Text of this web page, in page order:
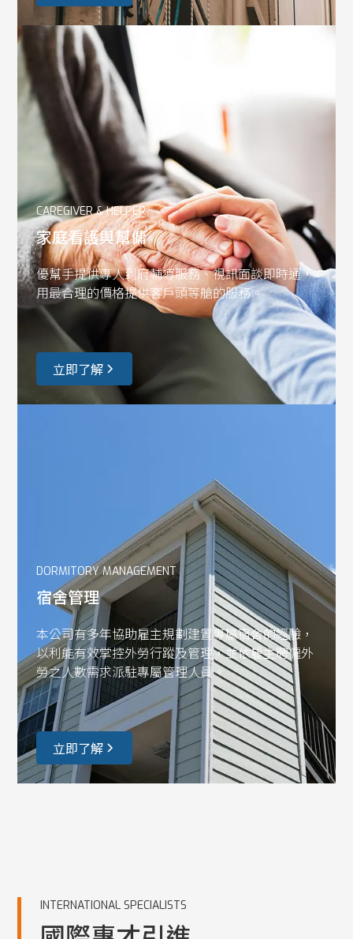
CAREGIVER & HELPER
家庭看護與幫傭
優幫手提供專人到府輔導服務、視訊面談即時通，
用最合理的價格提供客戶頭等艙的服務。
立即了解
DORMITORY MANAGEMENT
宿舍管理
本公司有多年協助雇主規劃建置專屬宿舍的經驗，
以利能有效掌控外勞行蹤及管理，並依雇主聘僱外
勞之人數需求派駐專屬管理人員。
立即了解
INTERNATIONAL SPECIALISTS